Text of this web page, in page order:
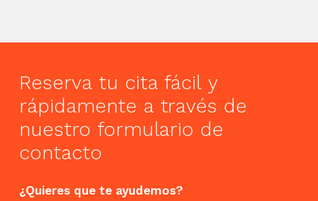
Reserva tu cita fácil y
rápidamente a través de
nuestro formulario de
contacto
¿Quieres que te ayudemos?